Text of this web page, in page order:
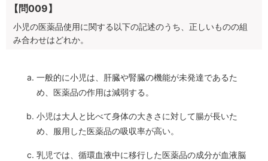
【問009】
小児の医薬品使用に関する以下の記述のうち、正しいものの組
み合わせはどれか。
一般的に小児は、肝臓や腎臓の機能が未発達であるた
め、医薬品の作用は減弱する。
小児は大人と比べて身体の大きさに対して腸が長いた
め、服用した医薬品の吸収率が高い。
乳児では、循環血液中に移行した医薬品の成分が血液脳